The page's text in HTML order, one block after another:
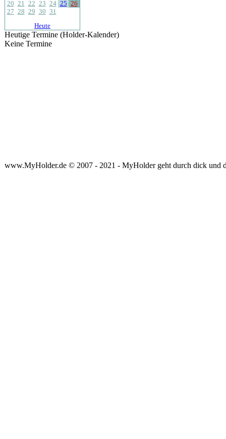
20 21 22 23 24 25 26
27 28 29 30 31
Heute
Heutige Termine (Holder-Kalender)
Keine Termine
www.MyHolder.de © 2007 - 2021 - MyHolder geht durch dick und